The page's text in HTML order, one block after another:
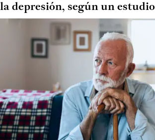
la depresión, según un estudio